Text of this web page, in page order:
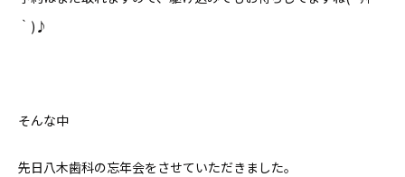
｀)♪
そんな中
先日八木歯科の忘年会をさせていただきました。